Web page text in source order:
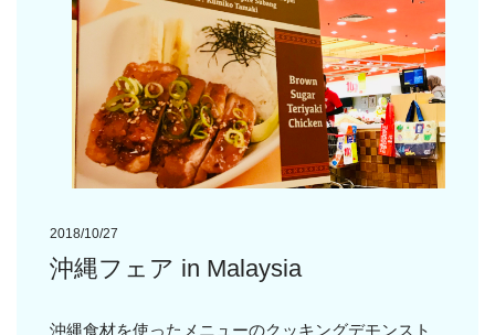
2018/10/27
沖縄フェア in Malaysia
沖縄食材を使ったメニューのクッキングデモンスト